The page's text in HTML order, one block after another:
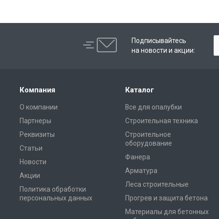
Подписывайтесь
на новости и акции:
Компания
О компании
Партнеры
Реквизиты
Статьи
Новости
Акции
Политика обработки
персональных данных
Каталог
Все для опалубки
Строительная техника
Строительное
оборудование
Фанера
Арматура
Леса строительные
Прогрев и защита бетона
Материалы для бетонных